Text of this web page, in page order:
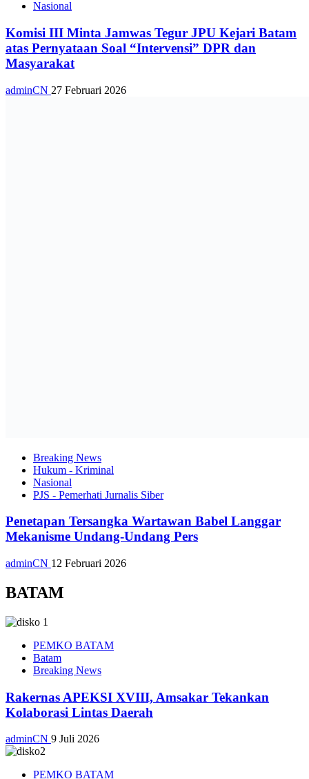
Nasional
Komisi III Minta Jamwas Tegur JPU Kejari Batam
atas Pernyataan Soal “Intervensi” DPR dan
Masyarakat
adminCN 27 Februari 2026
Breaking News
Hukum - Kriminal
Nasional
PJS - Pemerhati Jurnalis Siber
Penetapan Tersangka Wartawan Babel Langgar
Mekanisme Undang-Undang Pers
adminCN 12 Februari 2026
BATAM
PEMKO BATAM
Batam
Breaking News
Rakernas APEKSI XVIII, Amsakar Tekankan
Kolaborasi Lintas Daerah
adminCN 9 Juli 2026
PEMKO BATAM